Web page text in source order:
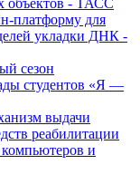
объектов - ТАСС
платформу для
укладки ДНК -
сезон
студентов «Я —
выдачи
реабилитации
и